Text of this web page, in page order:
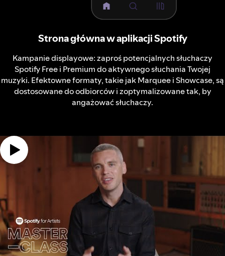
Strona główna w aplikacji Spotify
Kampanie displayowe: zaproś potencjalnych słuchaczy
Spotify Free i Premium do aktywnego słuchania Twojej
muzyki. Efektowne formaty, takie jak Marquee i Showcase, są
dostosowane do odbiorców i zoptymalizowane tak, by
angażować słuchaczy.